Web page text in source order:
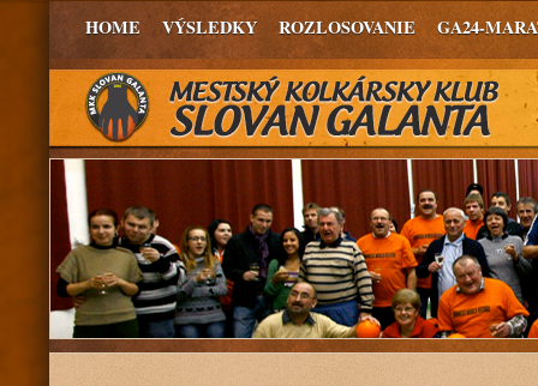
HOME VÝSLEDKY ROZLOSOVANIE GA24-